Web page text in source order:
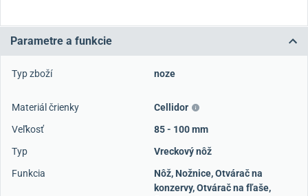
Parametre a funkcie
Typ zboží noze
Materiál črienky
Cellidor
Veľkosť
85 - 100 mm
Typ
Vreckový nôž
Funkcia
Nôž, Nožnice,Otvárač na
konzervy,Otvárač na fľaše,